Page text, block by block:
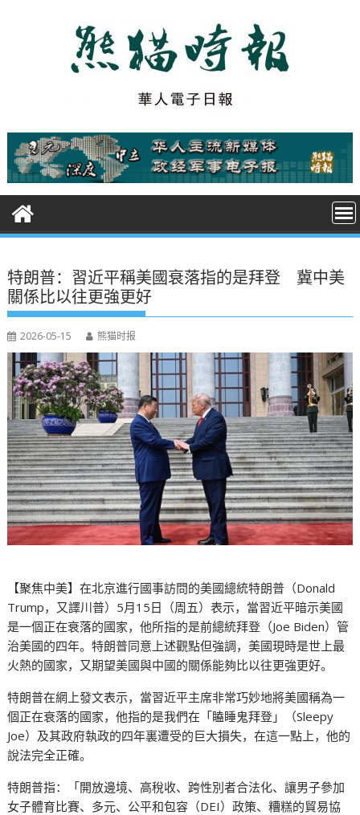
t
特朗普：習近平稱美國衰落指的是拜登 冀中美
關係比以往更強更好
2026-05-15 熊猫时报
【聚焦中美】在北京進行國事訪問的美國總統特朗普（Donald
Trump，又譯川普）5月15日（周五）表示，當習近平暗示美國
是一個正在衰落的國家，他所指的是前總統拜登（Joe Biden）管
治美國的四年。特朗普同意上述觀點但強調，美國現時是世上最
火熱的國家，又期望美國與中國的關係能夠比以往更強更好。
特朗普在網上發文表示，當習近平主席非常巧妙地將美國稱為一
個正在衰落的國家，他指的是我們在「瞌睡鬼拜登」（Sleepy
Joe）及其政府執政的四年裏遭受的巨大損失，在這一點上，他的
說法完全正確。
特朗普指：「開放邊境、高稅收、跨性別者合法化、讓男子參加
女子體育比賽、多元、公平和包容（DEI）政策、糟糕的貿易協